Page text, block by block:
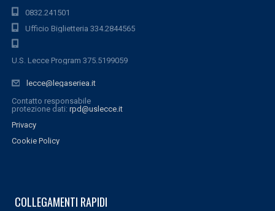
0832.241501
Ufficio Biglietteria 334.2844565
U.S. Lecce Program 375.5199059
lecce@legaseriea.it
Contatto responsabile
protezione dati: rpd@uslecce.it
Privacy
Cookie Policy
COLLEGAMENTI RAPIDI